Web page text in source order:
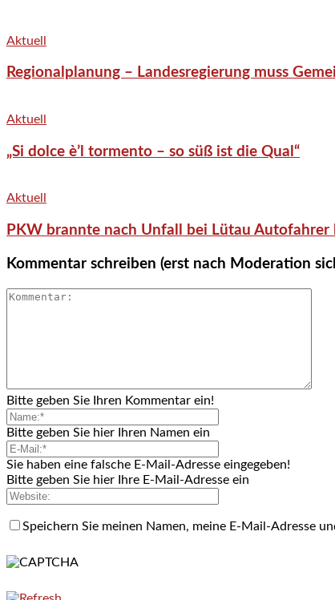
Aktuell
Regionalplanung – Landesregierung muss
Aktuell
„Si dolce è’l tormento – so süß ist die Qual“
Aktuell
PKW brannte nach Unfall bei Lütau
Kommentar schreiben (erst nach Moderation
Bitte geben Sie Ihren Kommentar ein!
Bitte geben Sie hier Ihren Namen ein
Sie haben eine falsche E-Mail-Adresse eingegeben!
Bitte geben Sie hier Ihre E-Mail-Adresse ein
Speichern Sie meinen Namen, meine E-Mail-Adresse